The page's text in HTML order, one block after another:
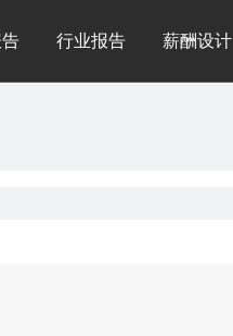
行业报告 薪酬设计